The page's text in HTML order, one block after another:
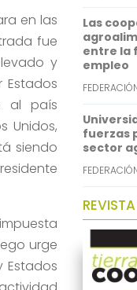
en las
fue
y
al país
Unidos,
siendo
urge
Estados
Las
entre la
empleo
fuerzas
sector